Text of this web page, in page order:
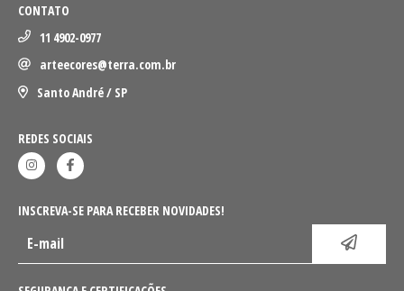
CONTATO
11 4902-0977
arteecores@terra.com.br
Santo André / SP
REDES SOCIAIS
INSCREVA-SE PARA RECEBER NOVIDADES!